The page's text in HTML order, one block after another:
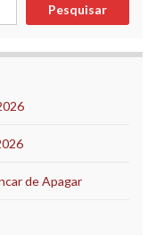
Pesquisar
de Apagar